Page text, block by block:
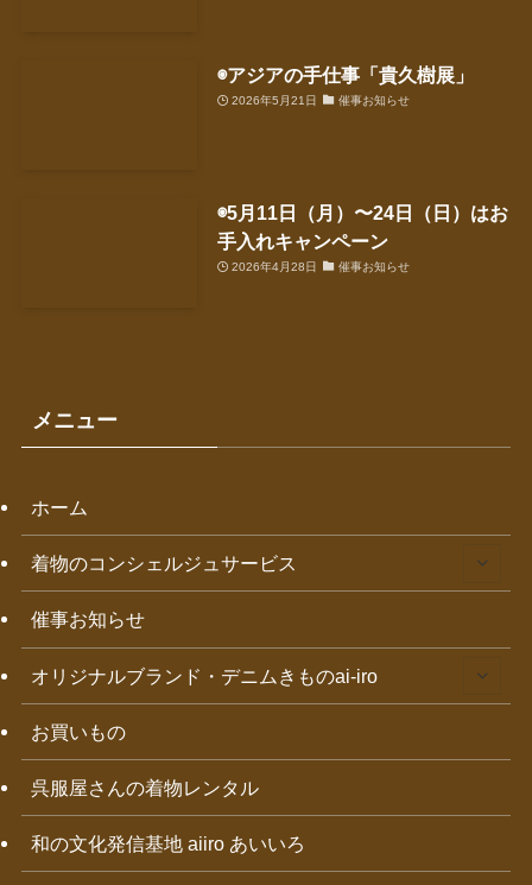
◉アジアの手仕事「貴久樹展」
2026年5月21日 催事お知らせ
◉5月11日（月）〜24日（日）はお
手入れキャンペーン
2026年4月28日 催事お知らせ
メニュー
ホーム
着物のコンシェルジュサービス
催事お知らせ
オリジナルブランド・デニムきものai-iro
お買いもの
呉服屋さんの着物レンタル
和の文化発信基地 aiiro あいいろ